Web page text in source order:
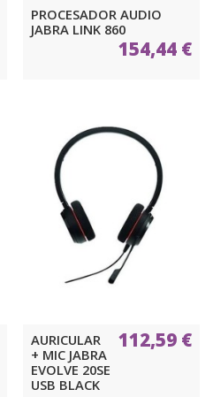
PROCESADOR AUDIO
JABRA LINK 860
154,44 €
AURICULAR
+ MIC JABRA
EVOLVE 20SE
USB BLACK
112,59 €